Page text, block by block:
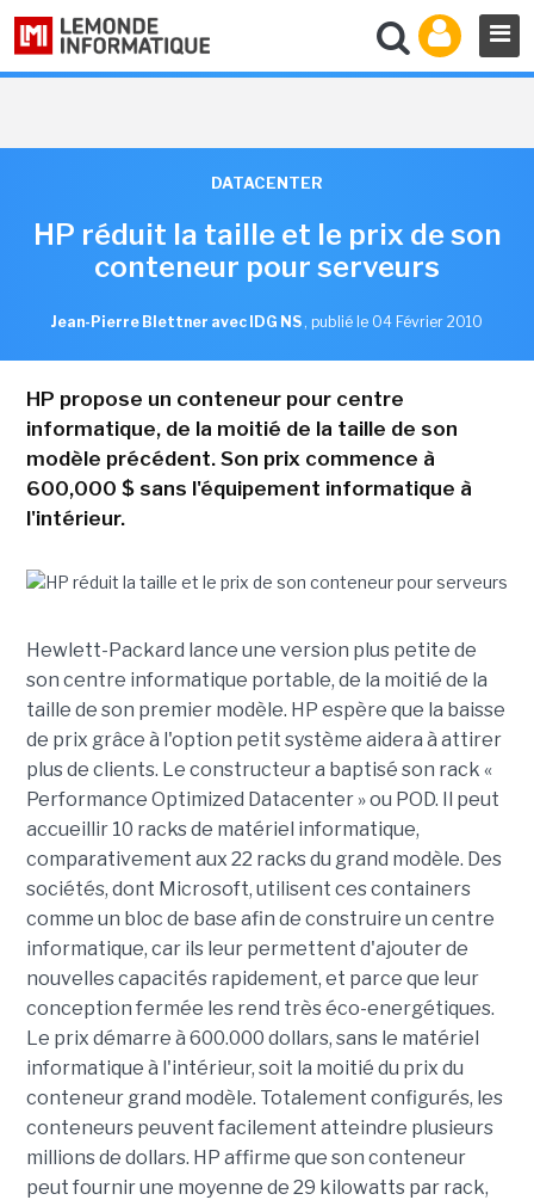
DATACENTER
HP réduit la taille et le prix de son
conteneur pour serveurs
Jean-Pierre Blettner avec IDG NS , publié le 04 Février 2010
HP propose un conteneur pour centre
informatique, de la moitié de la taille de son
modèle précédent. Son prix commence à
600,000 $ sans l'équipement informatique à
l'intérieur.
Hewlett-Packard lance une version plus petite de
son centre informatique portable, de la moitié de la
taille de son premier modèle. HP espère que la baisse
de prix grâce à l'option petit système aidera à attirer
plus de clients. Le constructeur a baptisé son rack «
Performance Optimized Datacenter » ou POD. Il peut
accueillir 10 racks de matériel informatique,
comparativement aux 22 racks du grand modèle. Des
sociétés, dont Microsoft, utilisent ces containers
comme un bloc de base afin de construire un centre
informatique, car ils leur permettent d'ajouter de
nouvelles capacités rapidement, et parce que leur
conception fermée les rend très éco-energétiques.
Le prix démarre à 600.000 dollars, sans le matériel
informatique à l'intérieur, soit la moitié du prix du
conteneur grand modèle. Totalement configurés, les
conteneurs peuvent facilement atteindre plusieurs
millions de dollars. HP affirme que son conteneur
peut fournir une moyenne de 29 kilowatts par rack,